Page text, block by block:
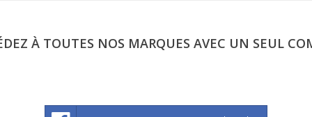
À TOUTES NOS MARQUES AVEC UN SEUL